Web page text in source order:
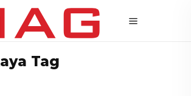
Tag